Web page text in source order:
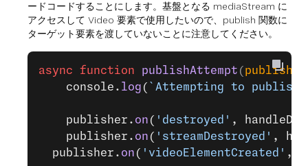
ードコードすることにします。基盤となる mediaStream に
アクセスして Video 要素で使用したいので、publish 関数に
ターゲット要素を渡していないことに注意してください。
async function publishAttempt ( publisher
    console.
log ( `Attempting to publish
    publisher.
on ( 'destroyed' ,
    publisher.
on ( 'streamDestroyed' ,
  publisher.
on ( 'videoElementCreated' ,